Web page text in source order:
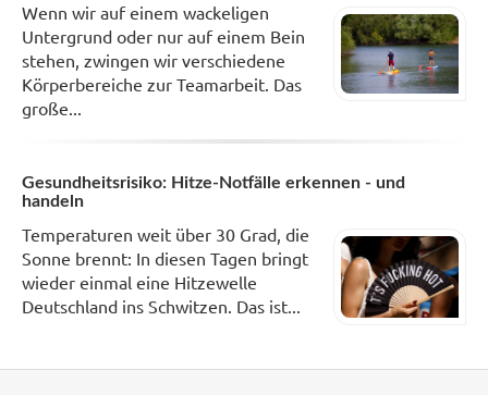
Wenn wir auf einem wackeligen
Untergrund oder nur auf einem Bein
stehen, zwingen wir verschiedene
Körperbereiche zur Teamarbeit. Das
große...
Gesundheitsrisiko: Hitze-Notfälle erkennen - und
handeln
Temperaturen weit über 30 Grad, die
Sonne brennt: In diesen Tagen bringt
wieder einmal eine Hitzewelle
Deutschland ins Schwitzen. Das ist...